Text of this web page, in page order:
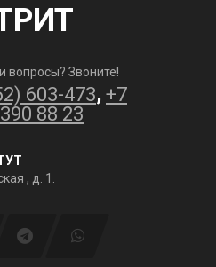
вопросы? Звоните!
603-473, +7
88 23
, д. 1.